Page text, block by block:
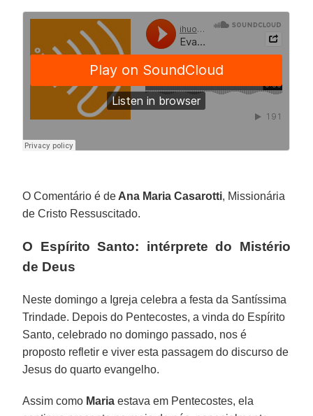
O Comentário é de Ana Maria Casarotti, Missionária
de Cristo Ressuscitado.
O Espírito Santo: intérprete do Mistério
de Deus
Neste domingo a Igreja celebra a festa da Santíssima
Trindade. Depois do Pentecostes, a vinda do Espírito
Santo, celebrado no domingo passado, nos é
proposto refletir e viver esta passagem do discurso de
Jesus do quarto evangelho.
Assim como Maria estava em Pentecostes, ela